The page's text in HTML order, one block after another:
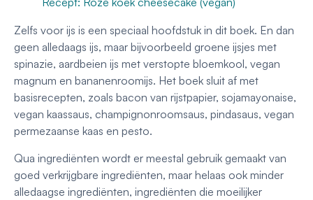
Zelfs voor ijs is een speciaal hoofdstuk in dit boek. En dan
geen alledaags ijs, maar bijvoorbeeld groene ijsjes met
spinazie, aardbeien ijs met verstopte bloemkool, vegan
magnum en bananenroomijs. Het boek sluit af met
basisrecepten, zoals bacon van rijstpapier, sojamayonaise,
vegan kaassaus, champignonroomsaus, pindasaus, vegan
permezaanse kaas en pesto.
Qua ingrediënten wordt er meestal gebruik gemaakt van
goed verkrijgbare ingrediënten, maar helaas ook minder
alledaagse ingrediënten, ingrediënten die moeilijker